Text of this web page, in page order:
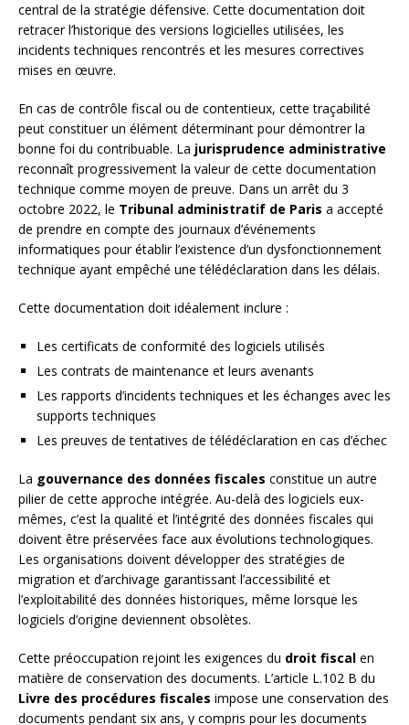
central de la stratégie défensive. Cette documentation doit
retracer l’historique des versions logicielles utilisées, les
incidents techniques rencontrés et les mesures correctives
mises en œuvre.
En cas de contrôle fiscal ou de contentieux, cette traçabilité
peut constituer un élément déterminant pour démontrer la
bonne foi du contribuable. La jurisprudence administrative
reconnaît progressivement la valeur de cette documentation
technique comme moyen de preuve. Dans un arrêt du 3
octobre 2022, le Tribunal administratif de Paris a accepté
de prendre en compte des journaux d’événements
informatiques pour établir l’existence d’un dysfonctionnement
technique ayant empêché une télédéclaration dans les délais.
Cette documentation doit idéalement inclure :
Les certificats de conformité des logiciels utilisés
Les contrats de maintenance et leurs avenants
Les rapports d’incidents techniques et les échanges avec les
supports techniques
Les preuves de tentatives de télédéclaration en cas d’échec
La gouvernance des données fiscales constitue un autre
pilier de cette approche intégrée. Au-delà des logiciels eux-
mêmes, c’est la qualité et l’intégrité des données fiscales qui
doivent être préservées face aux évolutions technologiques.
Les organisations doivent développer des stratégies de
migration et d’archivage garantissant l’accessibilité et
l’exploitabilité des données historiques, même lorsque les
logiciels d’origine deviennent obsolètes.
Cette préoccupation rejoint les exigences du droit fiscal en
matière de conservation des documents. L’article L.102 B du
Livre des procédures fiscales impose une conservation des
documents pendant six ans, y compris pour les documents